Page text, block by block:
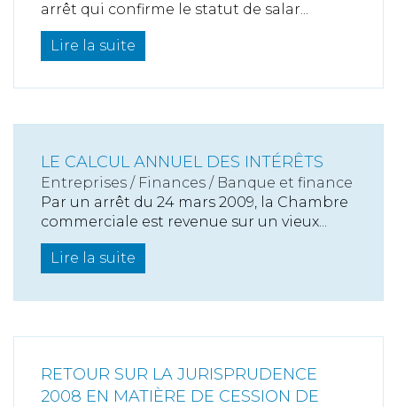
arrêt qui confirme le statut de salar...
Lire la suite
LE CALCUL ANNUEL DES INTÉRÊTS
Entreprises / Finances / Banque et finance
Par un arrêt du 24 mars 2009, la Chambre
commerciale est revenue sur un vieux...
Lire la suite
RETOUR SUR LA JURISPRUDENCE
2008 EN MATIÈRE DE CESSION DE